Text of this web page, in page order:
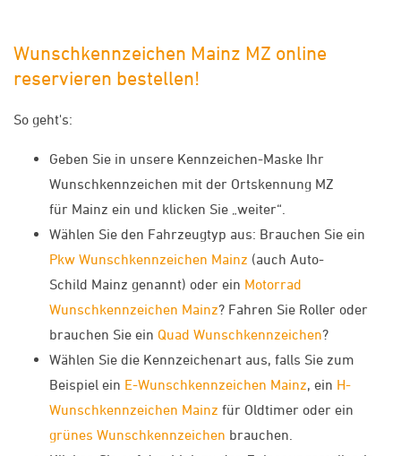
Wunschkennzeichen Mainz MZ online
reservieren bestellen!
So geht's:
Geben Sie in unsere Kennzeichen-Maske Ihr
Wunschkennzeichen mit der Ortskennung MZ
für Mainz ein und klicken Sie „weiter“.
Wählen Sie den Fahrzeugtyp aus: Brauchen Sie ein
Pkw Wunschkennzeichen Mainz (auch Auto-
Schild Mainz genannt) oder ein Motorrad
Wunschkennzeichen Mainz? Fahren Sie Roller oder
brauchen Sie ein Quad Wunschkennzeichen?
Wählen Sie die Kennzeichenart aus, falls Sie zum
Beispiel ein E-Wunschkennzeichen Mainz, ein H-
Wunschkennzeichen Mainz für Oldtimer oder ein
grünes Wunschkennzeichen brauchen.